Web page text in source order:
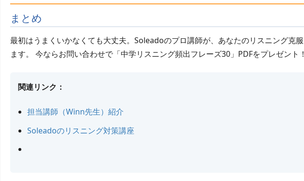
まとめ
最初はうまくいかなくても大丈夫。Soleadoのプロ講師が、あなたのリスニング克
ます。 今ならお問い合わせで「中学リスニング頻出フレーズ30」PDFをプレゼント！
関連リンク：
担当講師（Winn先生）紹介
Soleadoのリスニング対策講座